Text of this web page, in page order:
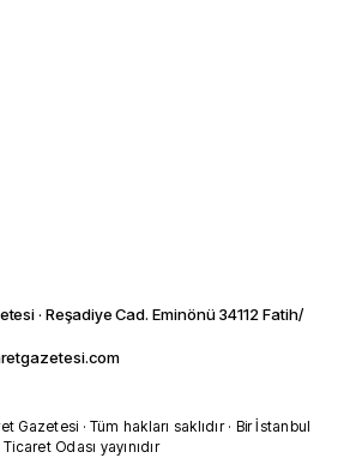
· Reşadiye Cad. Eminönü 34112 Fatih/
· Tüm hakları saklıdır · Bir İstanbul
Ticaret Odası yayınıdır